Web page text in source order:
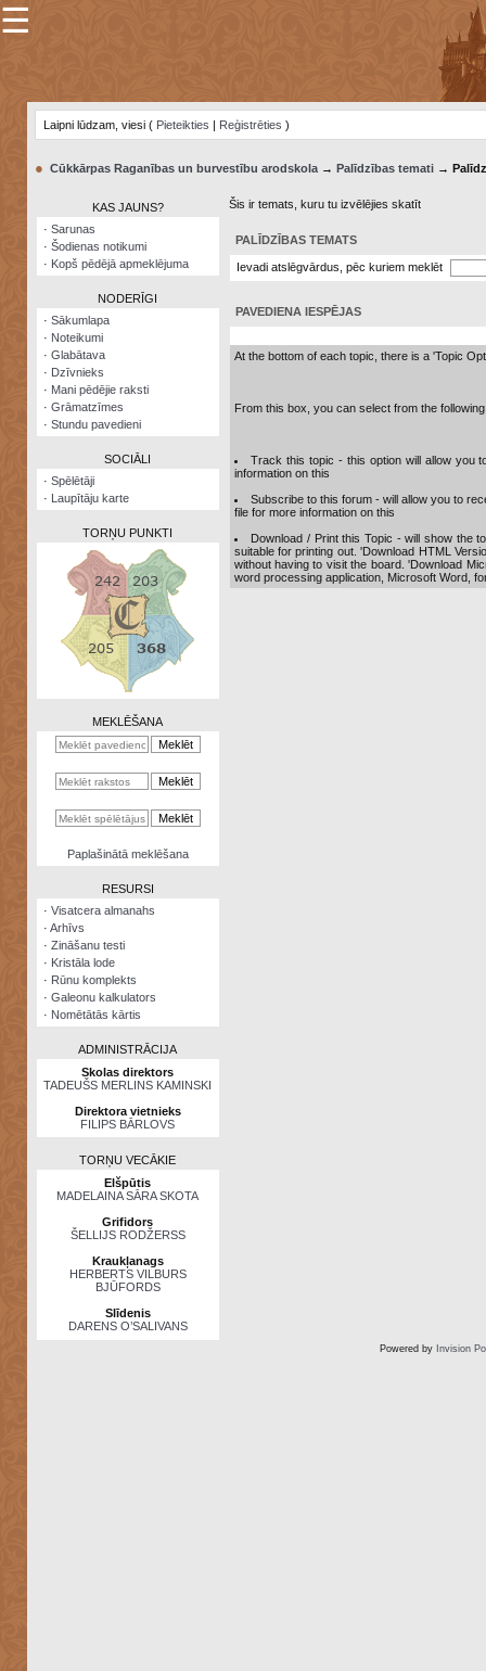
×
Šodienas
notikumi
Visatcera
almanahs
Arhīvs
Zināšanu
kalkulators
Nomētātās
☰
Laipni lūdzam, viesi ( Pieteikties | Reģistrēties )
● Cūkkārpas Raganības un burvestību arodskola→ Palīdzības temati→
KAS JAUNS?
· Sarunas
· Šodienas notikumi
· Kopš pēdējā apmeklējuma
NODERĪGI
· Sākumlapa
· Noteikumi
· Glabātava
· Dzīvnieks
· Mani pēdējie raksti
· Grāmatzīmes
· Stundu pavedieni
SOCIĀLI
· Spēlētāji
· Laupītāju karte
TORŅU PUNKTI
MEKLĒŠANA
Paplašinātā meklēšana
RESURSI
· Visatcera almanahs
· Arhīvs
· Zināšanu testi
· Kristāla lode
· Rūnu komplekts
· Galeonu kalkulators
· Nomētātās kārtis
ADMINISTRĀCIJA
Skolas direktors
TADEUŠS MERLINS KAMINSKI
Direktora vietnieks
FILIPS BĀRLOVS
TORŅU VECĀKIE
Elšpūtis
MADELAINA SĀRA SKOTA
Grifidors
ŠELLIJS RODŽERSS
Kraukļanags
HERBERTS VILBURS
BJŪFORDS
Slīdenis
DARENS O’SALIVANS
Šis ir temats, kuru tu izvēlējies skatīt
PALĪDZĪBAS TEMATS
Ievadi atslēgvārdus, pēc kuriem meklēt
PAVEDIENA IESPĒJAS
At the bottom of each topic, there is a 'Topic
From this box, you can select from the
Track this topic - this option will allow you
information on this
Subscribe to this forum - will allow you to
file for more information on this
Download / Print this Topic - will show the
suitable for printing out. 'Download HTML
without having to visit the board. 'Download
word processing application, Microsoft Word,
Powered by Invision